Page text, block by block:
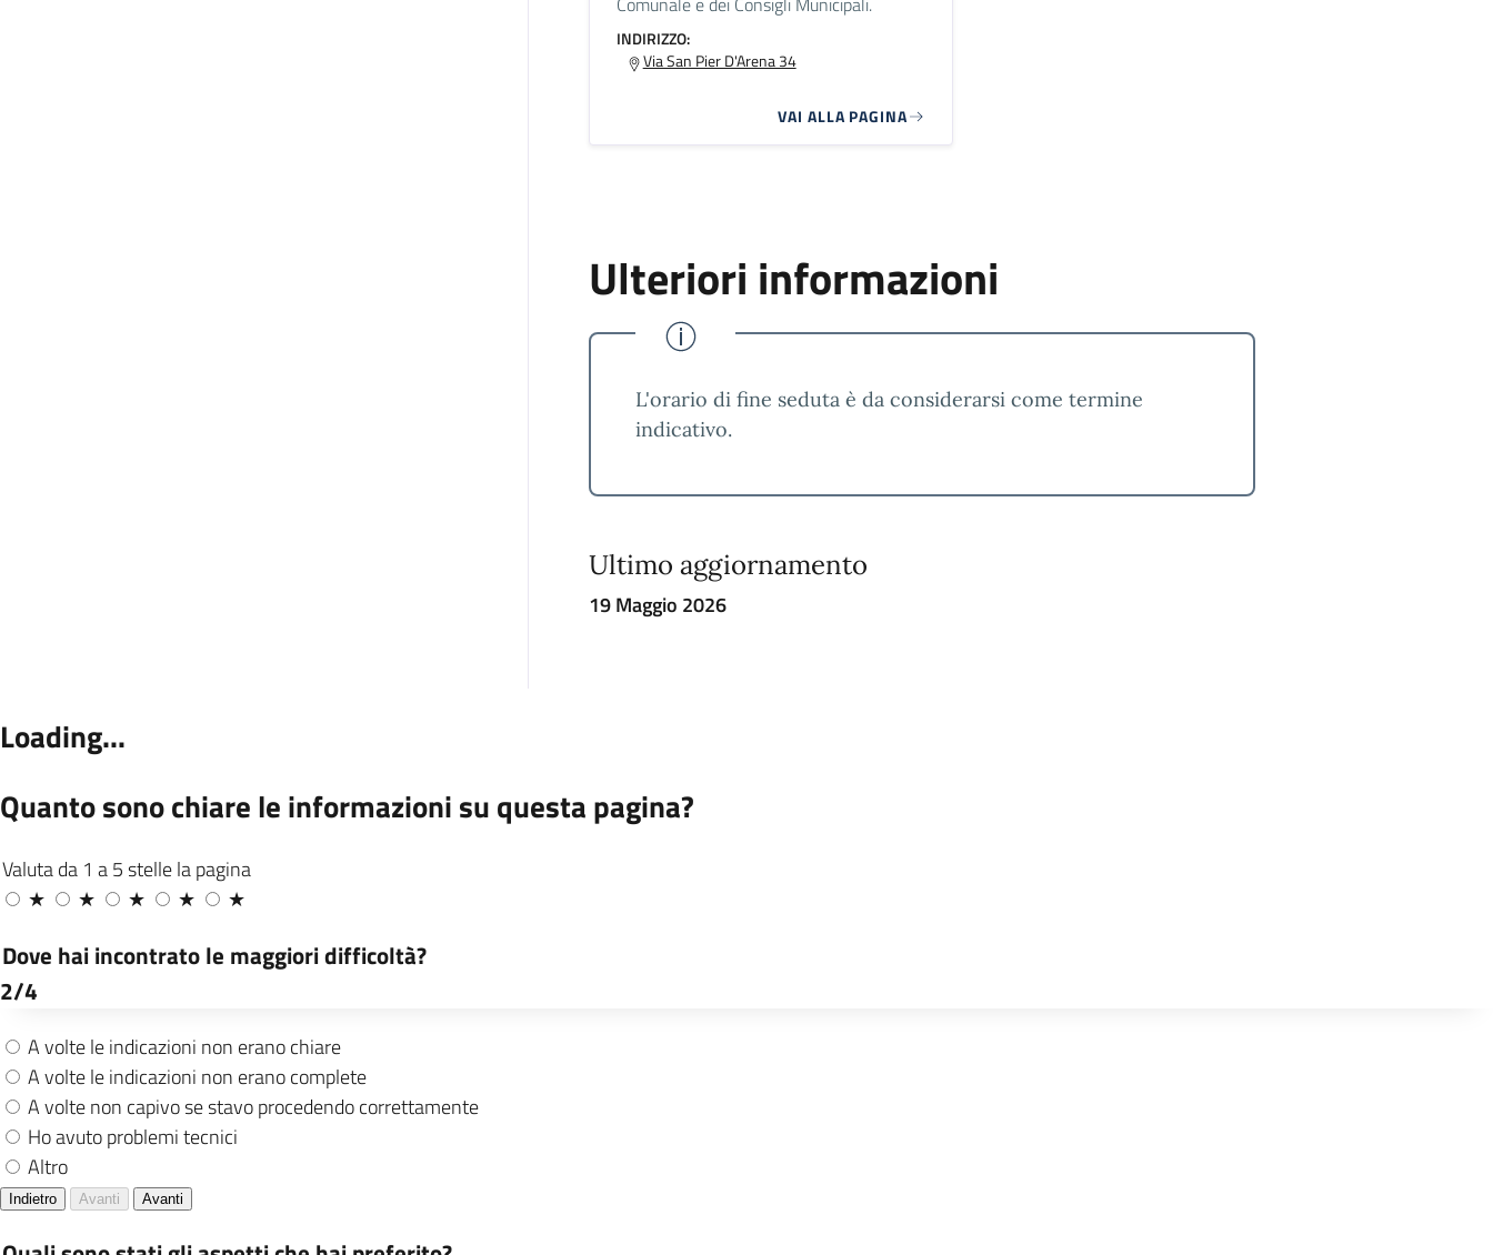
INDIRIZZO:
Via San Pier D'Arena 34
VAI ALLA PAGINA
Ulteriori informazioni
L'orario di fine seduta è da considerarsi come termine
indicativo.
Ultimo aggiornamento
19 Maggio 2026